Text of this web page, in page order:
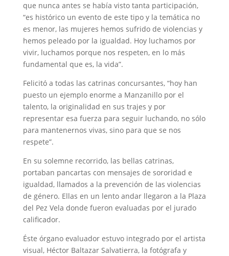
que nunca antes se había visto tanta participación,
“es histórico un evento de este tipo y la temática no
es menor, las mujeres hemos sufrido de violencias y
hemos peleado por la igualdad. Hoy luchamos por
vivir, luchamos porque nos respeten, en lo más
fundamental que es, la vida”.
Felicitó a todas las catrinas concursantes, “hoy han
puesto un ejemplo enorme a Manzanillo por el
talento, la originalidad en sus trajes y por
representar esa fuerza para seguir luchando, no sólo
para mantenernos vivas, sino para que se nos
respete”.
En su solemne recorrido, las bellas catrinas,
portaban pancartas con mensajes de sororidad e
igualdad, llamados a la prevención de las violencias
de género. Ellas en un lento andar llegaron a la Plaza
del Pez Vela donde fueron evaluadas por el jurado
calificador.
Éste órgano evaluador estuvo integrado por el artista
visual, Héctor Baltazar Salvatierra, la fotógrafa y